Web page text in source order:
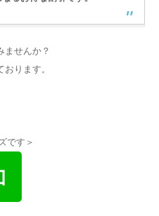
ませんか？
ります。
です＞